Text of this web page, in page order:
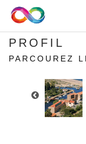
PROFIL
PARCOUREZ